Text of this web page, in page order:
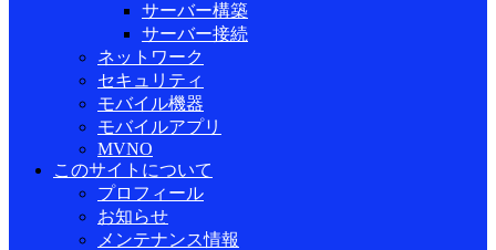
サーバー構築
サーバー接続
ネットワーク
セキュリティ
モバイル機器
モバイルアプリ
MVNO
このサイトについて
プロフィール
お知らせ
メンテナンス情報